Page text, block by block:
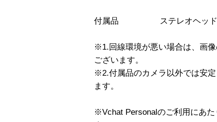
付属品 ステレオヘッドセ
※1.回線環境が悪い場合は、画
ございます。
※2.付属品のカメラ以外では安
ます。
※Vchat Personalのご利用にあ